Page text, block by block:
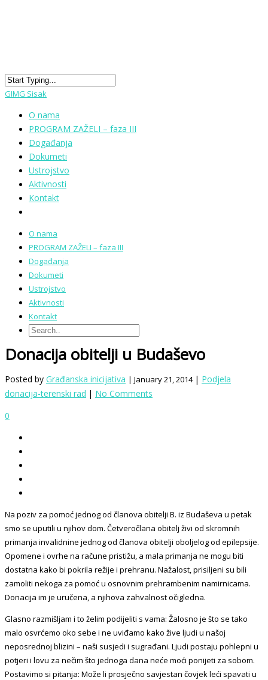
GIMG Sisak
O nama
PROGRAM ZAŽELI – faza III
Događanja
Dokumeti
Ustrojstvo
Aktivnosti
Kontakt
O nama
PROGRAM ZAŽELI – faza III
Događanja
Dokumeti
Ustrojstvo
Aktivnosti
Kontakt
Donacija obitelji u Budaševo
Posted by Građanska inicijativa | January 21, 2014 | Podjela
donacija-terenski rad | No Comments
0
Na poziv za pomoć jednog od članova obitelji B. iz Budaševa u petak
smo se uputili u njihov dom. Četveročlana obitelj živi od skromnih
primanja invalidnine jednog od članova obitelji oboljelog od epilepsije.
Opomene i ovrhe na račune pristižu, a mala primanja ne mogu biti
dostatna kako bi pokrila režije i prehranu. Nažalost, prisiljeni su bili
zamoliti nekoga za pomoć u osnovnim prehrambenim namirnicama.
Donacija im je uručena, a njihova zahvalnost očigledna.
Glasno razmišljam i to želim podijeliti s vama: Žalosno je što se tako
malo osvrćemo oko sebe i ne uviđamo kako žive ljudi u našoj
neposrednoj blizini – naši susjedi i sugrađani. Ljudi postaju pohlepni u
potjeri i lovu za nečim što jednoga dana neće moći ponijeti za sobom.
Postavimo si pitanja: Može li prosječno savjestan čovjek leći spavati u